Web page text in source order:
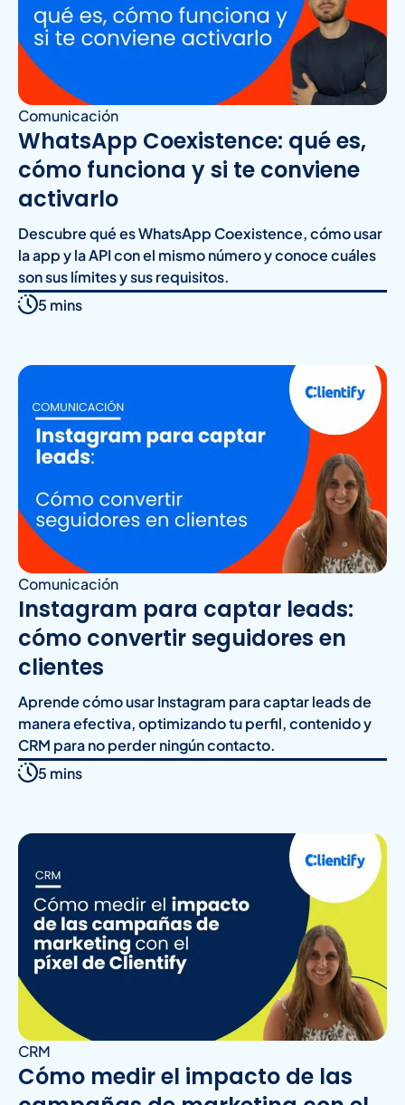
Comunicación
WhatsApp Coexistence: qué es,
cómo funciona y si te conviene
activarlo
Descubre qué es WhatsApp Coexistence, cómo usar
la app y la API con el mismo número y conoce cuáles
son sus límites y sus requisitos.
5 mins
Comunicación
Instagram para captar leads:
cómo convertir seguidores en
clientes
Aprende cómo usar Instagram para captar leads de
manera efectiva, optimizando tu perfil, contenido y
CRM para no perder ningún contacto.
5 mins
CRM
Cómo medir el impacto de las